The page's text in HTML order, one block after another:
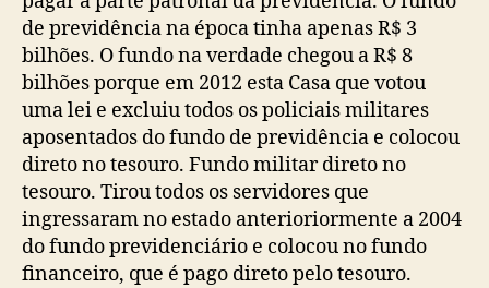
de previdência na época tinha apenas R$ 3
bilhões. O fundo na verdade chegou a R$ 8
bilhões porque em 2012 esta Casa que votou
uma lei e excluiu todos os policiais militares
aposentados do fundo de previdência e colocou
direto no tesouro. Fundo militar direto no
tesouro. Tirou todos os servidores que
ingressaram no estado anterioriormente a 2004
do fundo previdenciário e colocou no fundo
financeiro, que é pago direto pelo tesouro.